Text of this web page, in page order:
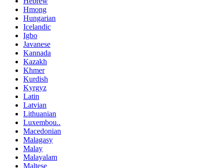
Hmong
Hungarian
Icelandic
Igbo
Javanese
Kannada
Kazakh
Khmer
Kurdish
Kyrgyz
Latin
Latvian
Lithuanian
Luxembou..
Macedonian
Malagasy
Malay
Malayalam
Maltese